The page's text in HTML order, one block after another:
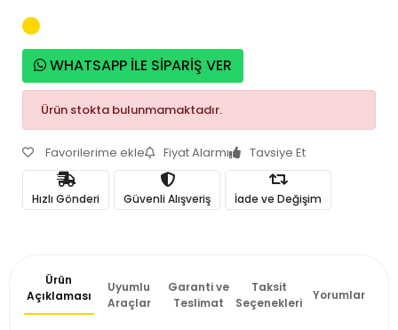
WHATSAPP İLE SİPARİŞ VER
Ürün stokta bulunmamaktadır.
Favorilerime ekle Fiyat Alarmı Tavsiye Et
Hızlı Gönderi Güvenli Alışveriş İade ve Değişim
Ürün
Açıklaması
Uyumlu
Araçlar
Garanti ve
Teslimat
Taksit
Seçenekleri
Yorumlar